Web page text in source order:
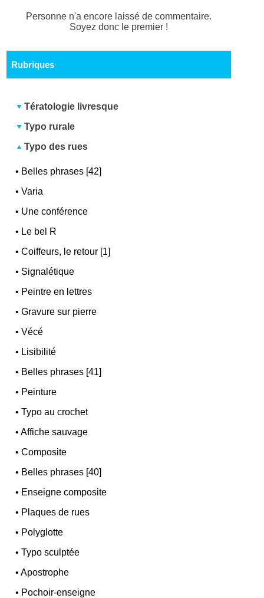
Personne n'a encore laissé de commentaire.
Soyez donc le premier !
Rubriques
Tératologie livresque
Typo rurale
Typo des rues
• Belles phrases [42]
•Varia
• Une conférence
• Le bel R
•Coiffeurs, le retour [1]
• Signalétique
• Peintre en lettres
•Gravure sur pierre
•Vécé
• Lisibilité
• Belles phrases [41]
• Peinture
•Typo au crochet
•Affiche sauvage
•Composite
• Belles phrases [40]
• Enseigne composite
• Plaques de rues
• Polyglotte
•Typo sculptée
•Apostrophe
• Pochoir-enseigne